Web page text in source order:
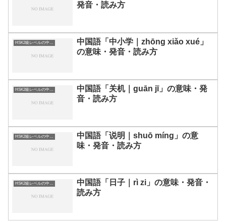
発音・読み方
HSK2級レベルの中国語
中国語「中小学｜zhōng xiǎo xué」
の意味・発音・読み方
HSK2級レベルの中国語
中国語「关机｜guān jī」の意味・発
音・読み方
中国語「说明｜shuō míng」の意
味・発音・読み方
中国語「日子｜rì zi」の意味・発音・
読み方